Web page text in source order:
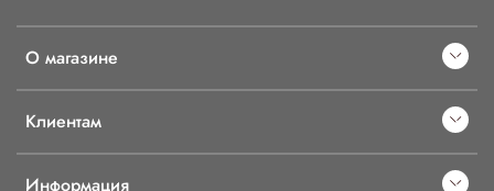
О магазине
Клиентам
Информация